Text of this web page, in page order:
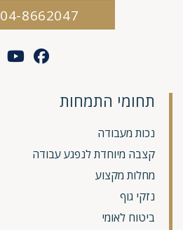
04-8662047
תחומי התמחות
נכות מעבודה
קצבה מיוחדת לנפגע עבודה
מחלות מקצוע
נזקי גוף
ביטוח לאומי